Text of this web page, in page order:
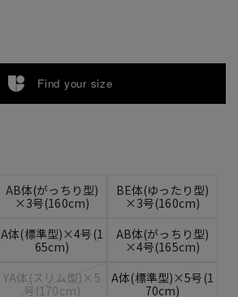
Find your size
AB体(がっちり型)
×3号(160cm)
BE体(ゆったり型)
×3号(160cm)
A体(標準型)×4号(1
65cm)
AB体(がっちり型)
×4号(165cm)
YA体(スリム型)×5
号(170cm)
A体(標準型)×5号(1
70cm)